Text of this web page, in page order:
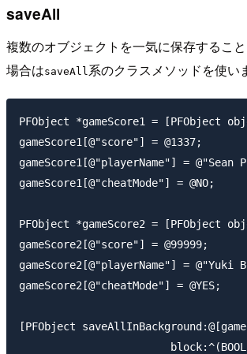
saveAll
複数のオブジェクトを一気に保存するこ
場合はsaveAll系のクラスメソッドを使い
PFObject *gameScore1 = [PFObject
gameScore1[@"score"] = @1337;
gameScore1[@"playerName"] =
gameScore1[@"cheatMode"] = @NO;
PFObject *gameScore2 = [PFObject
gameScore2[@"score"] = @99999;
gameScore2[@"playerName"] = @"Yuki
gameScore2[@"cheatMode"] = @YES;
[PFObject